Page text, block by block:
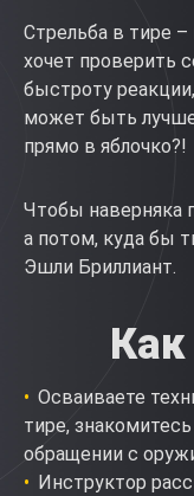
Стрельба в тире –
хочет проверить
быстроту
может быть
прямо в яблочко?!
Чтобы наверняка
а потом, куда бы
Эшли Бриллиант.
Как
Осваиваете
тире,
обращении с
Инструктор